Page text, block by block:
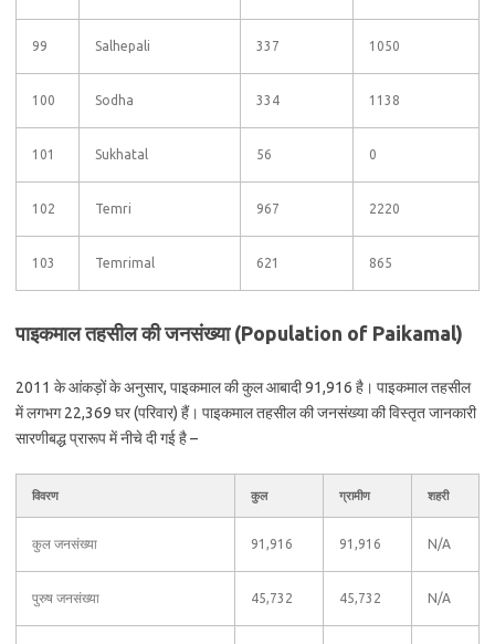
99 Salhepali 337 1050
100 Sodha 334 1138
101 Sukhatal 56 0
102 Temri 967 2220
103 Temrimal 621 865
पाइकमाल तहसील की जनसंख्या (Population of Paikamal)
2011 के आंकड़ों के अनुसार, पाइकमाल की कुल आबादी 91,916 है। पाइकमाल तहसील
में लगभग 22,369 घर (परिवार) हैं। पाइकमाल तहसील की जनसंख्या की विस्तृत जानकारी
सारणीबद्ध प्रारूप में नीचे दी गई है –
विवरण कुल ग्रामीण शहरी
कुल जनसंख्या 91,916 91,916 N/A
पुरुष जनसंख्या 45,732 45,732 N/A